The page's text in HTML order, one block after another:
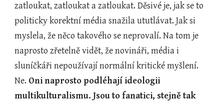
zatloukat, zatloukat a zatloukat. Děsivé je, jak se to
politicky korektní média snažila ututlávat. Jak si
myslela, že něco takového se neprovalí. Na tom je
naprosto zřetelně vidět, že novináři, média i
sluníčkáři nepoužívají normální kritické myšlení.
Ne. Oni naprosto podléhají ideologii
multikulturalismu. Jsou to fanatici, stejně tak